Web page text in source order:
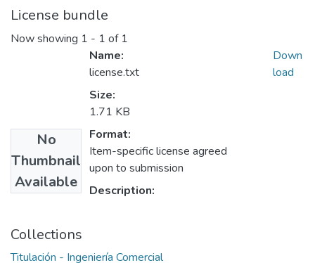
License bundle
Now showing 1 - 1 of 1
No
Thumbnail
Available
Name:
license.txt
Size:
1.71 KB
Format:
Item-specific license agreed
upon to submission
Description:
Down
load
Collections
Titulación - Ingeniería Comercial